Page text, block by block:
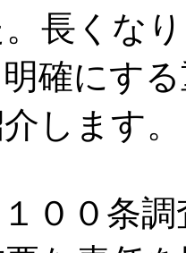
長くな
確にす
します。
００条調